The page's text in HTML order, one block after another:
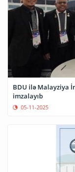
BDU ilə Malayziya
imzalayıb
05-11-2025